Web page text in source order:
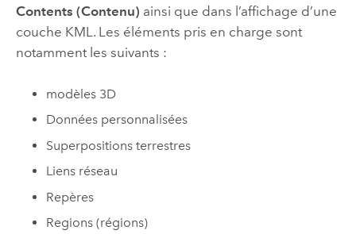
Contents (Contenu) ainsi que dans l’affichage d’une
couche KML. Les éléments pris en charge sont
notamment les suivants :
modèles 3D
Données personnalisées
Superpositions terrestres
Liens réseau
Repères
Regions (régions)